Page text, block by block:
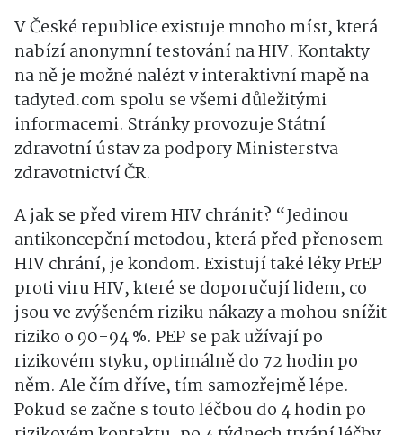
V České republice existuje mnoho míst, která
nabízí anonymní testování na HIV. Kontakty
na ně je možné nalézt v interaktivní mapě na
tadyted.com spolu se všemi důležitými
informacemi. Stránky provozuje Státní
zdravotní ústav za podpory Ministerstva
zdravotnictví ČR.
A jak se před virem HIV chránit? “Jedinou
antikoncepční metodou, která před přenosem
HIV chrání, je kondom. Existují také léky PrEP
proti viru HIV, které se doporučují lidem, co
jsou ve zvýšeném riziku nákazy a mohou snížit
riziko o 90-94 %. PEP se pak užívají po
rizikovém styku, optimálně do 72 hodin po
něm. Ale čím dříve, tím samozřejmě lépe.
Pokud se začne s touto léčbou do 4 hodin po